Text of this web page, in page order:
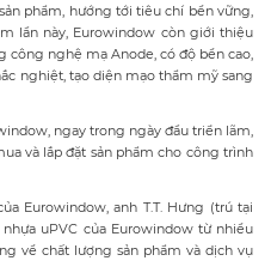
Eurowindow, anh T.T. Hưng (trú tại
uPVC của Eurowindow từ nhiều
về chất lượng sản phẩm và dịch vụ
lãm, tôi đã trải nghiệm trực tiếp các
thích. Quyết định mua cửa nhôm có
đáp ứng tiêu chí bền, đẹp, hài hòa
màu khác nhau. Chọn cửa lắp cho
phụ kiện chống ăn mòn muối biển.
du lịch nghỉ dưỡng 5 sao tại Bãi
này”.